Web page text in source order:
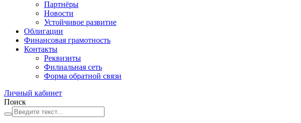
Партнёры
Новости
Устойчивое развитие
Облигации
Финансовая грамотность
Контакты
Реквизиты
Филиальная сеть
Форма обратной связи
Личный кабинет
Поиск